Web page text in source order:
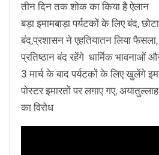
तीन दिन तक शोक का किया है ऐलान
बड़ा इमामबाड़ा पर्यटकों के लिए बंद,
बंद,प्रशासन ने एहतियातन लिया
प्रतिष्ठान बंद रहेंगे धार्मिक भावनाओं
3 मार्च के बाद पर्यटकों के लिए खुलेंगे
पोस्टर इमारतों पर लगाए गए,
का विरोध